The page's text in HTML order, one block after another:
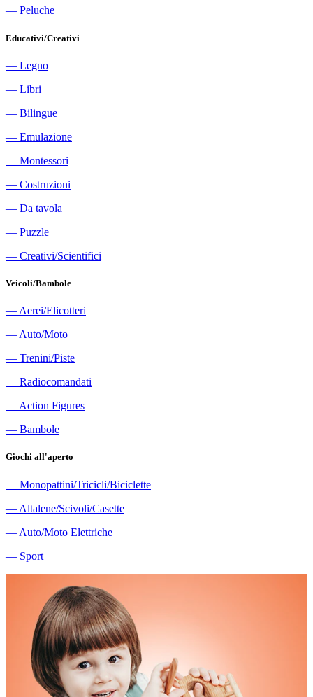
― Peluche
Educativi/Creativi
― Legno
― Libri
― Bilingue
― Emulazione
― Montessori
― Costruzioni
― Da tavola
― Puzzle
― Creativi/Scientifici
Veicoli/Bambole
― Aerei/Elicotteri
― Auto/Moto
― Trenini/Piste
― Radiocomandati
― Action Figures
― Bambole
Giochi all'aperto
― Monopattini/Tricicli/Biciclette
― Altalene/Scivoli/Casette
― Auto/Moto Elettriche
― Sport